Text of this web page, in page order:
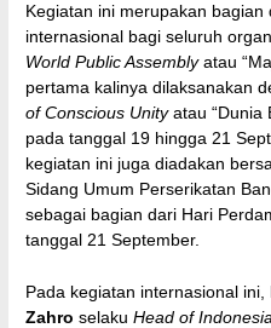
Kegiatan ini merupakan
internasional bagi seluruh
World Public Assemblyatau
pertama kalinya dilaksanakan
of Conscious Unityatau “Dunia
pada tanggal 19 hingga 21
kegiatan ini juga diadakan
Sidang Umum Perserikatan
sebagai bagian dari Hari
tanggal 21 September.
Pada kegiatan internasional
ZahroselakuHead of